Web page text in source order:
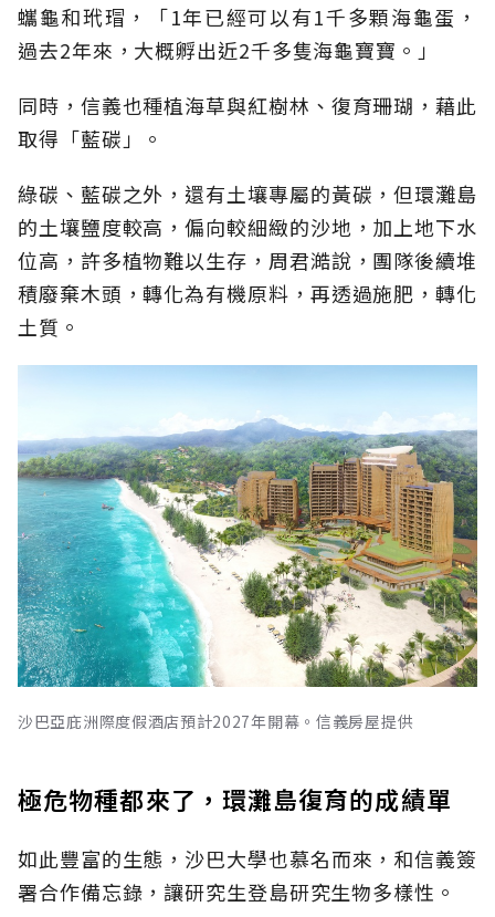
蠵龜和玳瑁，「1年已經可以有1千多顆海龜蛋，
過去2年來，大概孵出近2千多隻海龜寶寶。」
同時，信義也種植海草與紅樹林、復育珊瑚，藉此
取得「藍碳」。
綠碳、藍碳之外，還有土壤專屬的黃碳，但環灘島
的土壤鹽度較高，偏向較細緻的沙地，加上地下水
位高，許多植物難以生存，周君澔說，團隊後續堆
積廢棄木頭，轉化為有機原料，再透過施肥，轉化
土質。
沙巴亞庇洲際度假酒店預計2027年開幕。信義房屋提供
極危物種都來了，環灘島復育的成績單
如此豐富的生態，沙巴大學也慕名而來，和信義簽
署合作備忘錄，讓研究生登島研究生物多樣性。